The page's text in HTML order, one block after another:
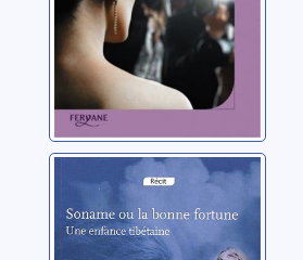
Soname ou La
bonne fortune:
une enfance